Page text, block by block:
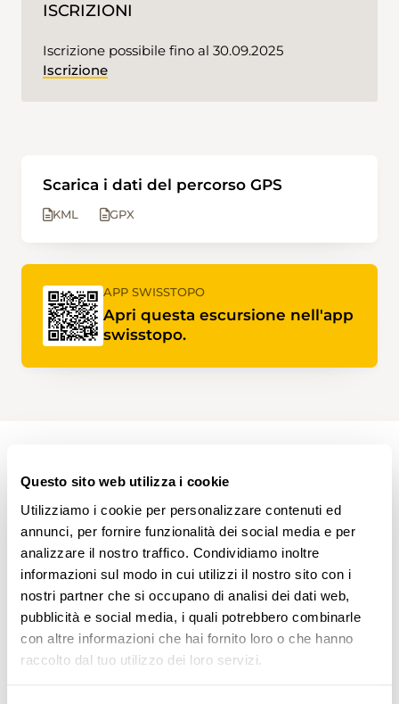
Questo sito web utilizza i cookie
Utilizziamo i cookie per personalizzare contenuti ed
annunci, per fornire funzionalità dei social media e per
analizzare il nostro traffico. Condividiamo inoltre
informazioni sul modo in cui utilizzi il nostro sito con i
nostri partner che si occupano di analisi dei dati web,
pubblicità e social media, i quali potrebbero combinarle
con altre informazioni che hai fornito loro o che hanno
raccolto dal tuo utilizzo dei loro servizi.
ISCRIZIONI
Iscrizione possibile fino al 30.09.2025
Iscrizione
Scarica i dati del percorso GPS
KML GPX
APP SWISSTOPO
Apri questa escursione nell'app
swisstopo.
PERCORSO DELL'ESCURSIONE